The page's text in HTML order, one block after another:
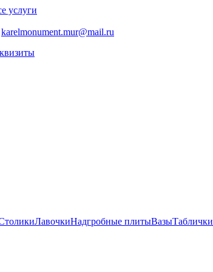
услуги
karelmonument.mur@mail.ru
ЛавочкиНадгробные плитыВазыТаблички